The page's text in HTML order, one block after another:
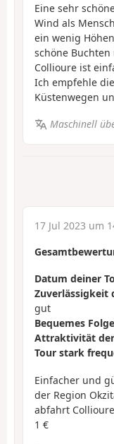
Eine sehr
Wind als
ein wenig
schöne
Collioure ist
Ich empfehle
Küstenwegen
Maschinell
17 Jul 2023 um
Datum deiner
Zuverlässigkeit
gut
Bequemes
Attraktivität
Tour stark
Einfacher und
der Region
abfahrt
1 €